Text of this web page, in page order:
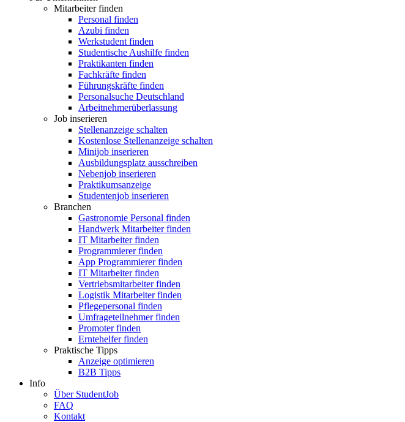
Mitarbeiter finden
Personal finden
Azubi finden
Werkstudent finden
Studentische Aushilfe finden
Praktikanten finden
Fachkräfte finden
Führungskräfte finden
Personalsuche Deutschland
Arbeitnehmerüberlassung
Job inserieren
Stellenanzeige schalten
Kostenlose Stellenanzeige schalten
Minijob inserieren
Ausbildungsplatz ausschreiben
Nebenjob inserieren
Praktikumsanzeige
Studentenjob inserieren
Branchen
Gastronomie Personal finden
Handwerk Mitarbeiter finden
IT Mitarbeiter finden
Programmierer finden
App Programmierer finden
IT Mitarbeiter finden
Vertriebsmitarbeiter finden
Logistik Mitarbeiter finden
Pflegepersonal finden
Umfrageteilnehmer finden
Promoter finden
Erntehelfer finden
Praktische Tipps
Anzeige optimieren
B2B Tipps
Info
Über StudentJob
FAQ
Kontakt